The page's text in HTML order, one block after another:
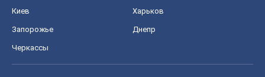
Киев Харьков
Запорожье Днепр
Черкассы